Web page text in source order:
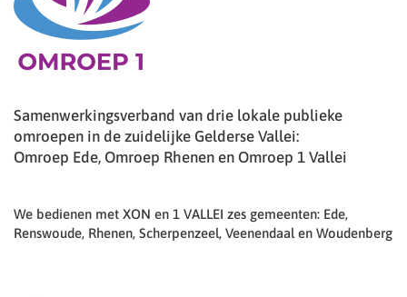
Samenwerkingsverband van drie lokale publieke
omroepen in de zuidelijke Gelderse Vallei:
Omroep Ede, Omroep Rhenen en Omroep 1 Vallei
We bedienen met XON en 1 VALLEI zes gemeenten: Ede,
Renswoude, Rhenen, Scherpenzeel, Veenendaal en Woudenberg